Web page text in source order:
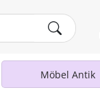
Möbel Antik